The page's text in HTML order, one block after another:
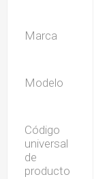
Marca
Modelo
Código
universal
de
producto